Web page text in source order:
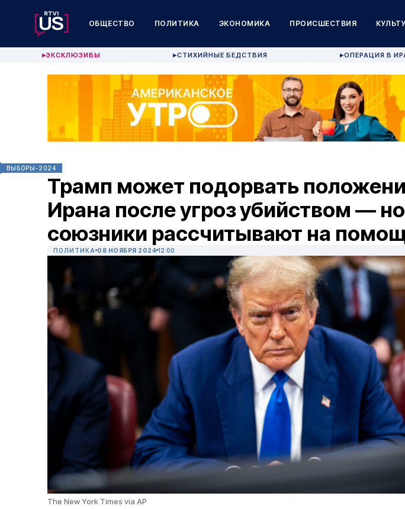
ОБЩЕСТВО ПОЛИТИКА ЭКОНОМИКА ПРОИСШЕСТВИЯ
▶ЭКСКЛЮЗИВЫ ▶СТИХИЙНЫЕ БЕДСТВИЯ ▶ОПЕРАЦИЯ В
ВЫБОРЫ-2024
Трамп может подорвать
Ирана после угроз убийством — но
союзники рассчитывают на
ПОЛИТИКА 08 НОЯБРЯ 2024 12:00
The New York Times via AP